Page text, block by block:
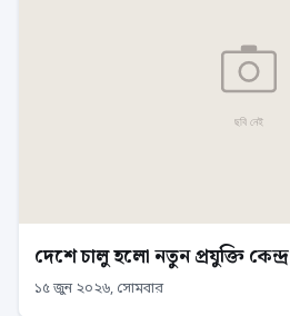
দেশে চালু হলো নতুন প্রযুক্তি কেন্দ্র
১৫ জুন ২০২৬, সোমবার